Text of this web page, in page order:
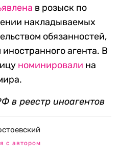
в розыск по
накладываемых
обязанностей,
агента. В
номинировали на
в реестр иноагентов
с автором